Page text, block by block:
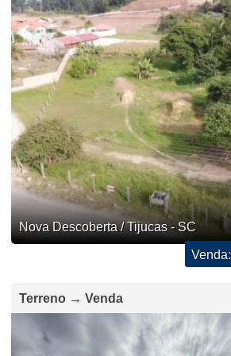
Nova Descoberta / Tijucas - SC
Venda:
Terreno → Venda